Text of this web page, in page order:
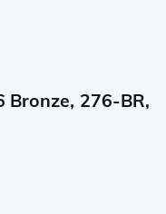
Bronze, 276-BR,